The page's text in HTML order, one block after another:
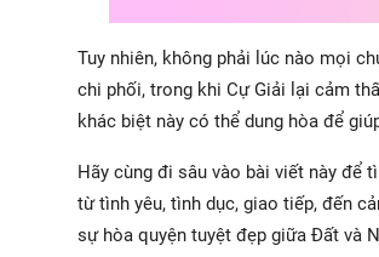
Tuy nhiên, không phải lúc nào mọi
chi phối, trong khi Cự Giải lại cảm
khác biệt này có thể dung hòa để
Hãy cùng đi sâu vào bài viết này để
từ tình yêu, tình dục, giao tiếp, đến
sự hòa quyện tuyệt đẹp giữa Đất và